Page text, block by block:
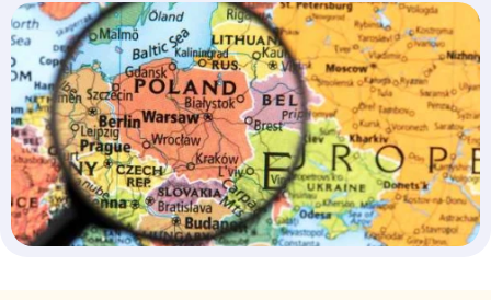
Zorgverzekering betalen
Vergoeding van zorg
Zorg in het buitenland
Nieuw in Nederland
Geen zorgverzekering
Uitspraken
Trainingen
Over SKGZ
Nieuws
Casussen
Vacatures